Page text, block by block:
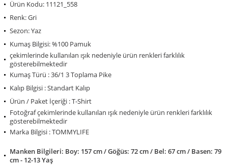
Ürün Kodu: 11121_558
Renk: Gri
Sezon: Yaz
Kumaş Bilgisi: %100 Pamuk
çekimlerinde kullanılan ışık nedeniyle ürün renkleri farklılık
gösterebilmektedir
Kumaş Türü : 36/1 3 Toplama Pike
Kalıp Bilgisi : Standart Kalıp
Ürün / Paket İçeriği : T-Shirt
Fotoğraf çekimlerinde kullanılan ışık nedeniyle ürün renkleri farklılık
gösterebilmektedir
Marka Bilgisi : TOMMYLIFE
Manken Bilgileri: Boy: 157 cm / Göğüs: 72 cm / Bel: 67 cm / Basen: 79
cm - 12-13 Yaş